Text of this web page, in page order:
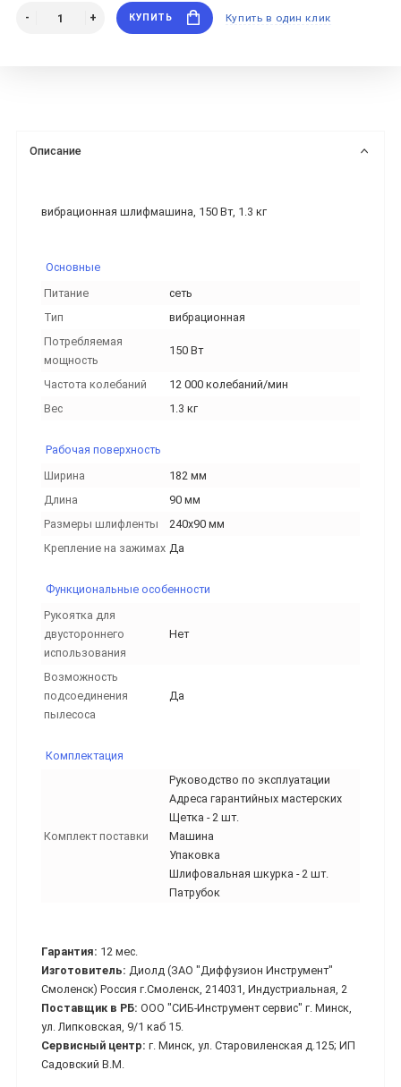
КУПИТЬ Купить в один клик
Описание
вибрационная шлифмашина, 150 Вт, 1.3 кг
Основные
Питание
сеть
Тип
вибрационная
Потребляемая
мощность
150 Вт
Частота колебаний
12 000 колебаний/мин
Вес
1.3 кг
Рабочая поверхность
Ширина
182 мм
Длина
90 мм
Размеры шлифленты
240х90 мм
Крепление на зажимах Да
Функциональные особенности
Рукоятка для
двустороннего
использования
Нет
Возможность
подсоединения
пылесоса
Да
Комплектация
Комплект поставки
Руководство по эксплуатации
Адреса гарантийных мастерских
Щетка - 2 шт.
Машина
Упаковка
Шлифовальная шкурка - 2 шт.
Патрубок
Гарантия: 12 мес.
Изготовитель: Диолд (ЗАО "Диффузион Инструмент"
Смоленск) Россия г.Смоленск, 214031, Индустриальная, 2
Поставщик в РБ: ООО "СИБ-Инструмент сервис" г. Минск,
ул. Липковская, 9/1 каб 15.
Сервисный центр: г. Минск, ул. Старовиленская д.125; ИП
Садовский В.М.